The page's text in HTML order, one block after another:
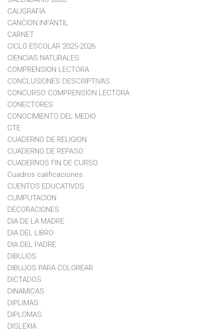
CALIGRAFIA
CANCION INFANTIL
CARNET
CICLO ESCOLAR 2025-2026
CIENCIAS NATURALES
COMPRENSION LECTORA
CONCLUSIONES DESCRIPTIVAS
CONCURSO COMPRENSION LECTORA
CONECTORES
CONOCIMIENTO DEL MEDIO
CTE
CUADERNO DE RELIGION
CUADERNO DE REPASO
CUADERNOS FIN DE CURSO
Cuadros calificaciones
CUENTOS EDUCATIVOS
CUMPUTACION
DECORACIONES
DIA DE LA MADRE
DIA DEL LIBRO
DIA DEL PADRE
DIBUJOS
DIBUJOS PARA COLOREAR
DICTADOS
DINAMICAS
DIPLIMAS
DIPLOMAS
DISLEXIA